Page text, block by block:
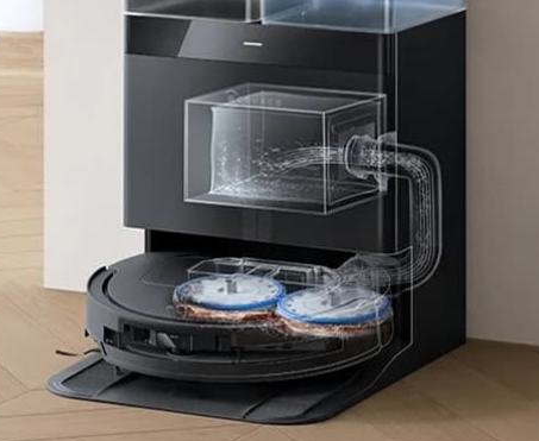
برای بزرگنمایی کلیک کنید